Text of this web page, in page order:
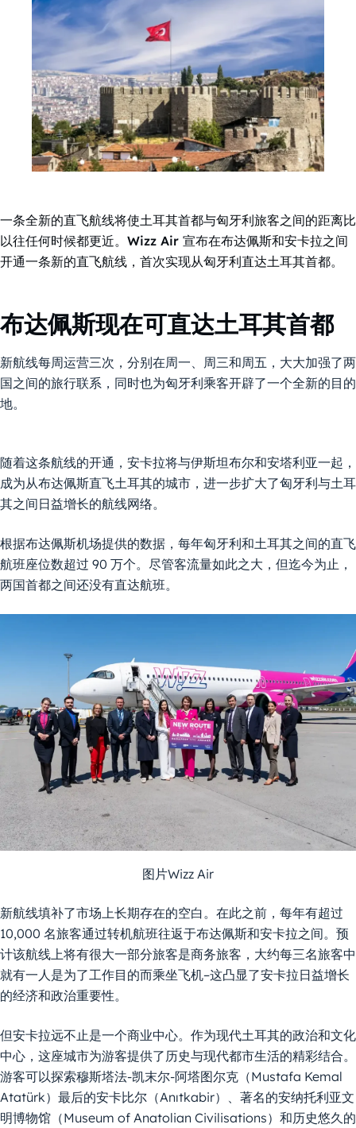
一条全新的直飞航线将使土耳其首都与匈牙利旅客之间的距离比
以往任何时候都更近。Wizz Air 宣布在布达佩斯和安卡拉之间
开通一条新的直飞航线，首次实现从匈牙利直达土耳其首都。
布达佩斯现在可直达土耳其首都
新航线每周运营三次，分别在周一、周三和周五，大大加强了两
国之间的旅行联系，同时也为匈牙利乘客开辟了一个全新的目的
地。
随着这条航线的开通，安卡拉将与伊斯坦布尔和安塔利亚一起，
成为从布达佩斯直飞土耳其的城市，进一步扩大了匈牙利与土耳
其之间日益增长的航线网络。
根据布达佩斯机场提供的数据，每年匈牙利和土耳其之间的直飞
航班座位数超过 90 万个。尽管客流量如此之大，但迄今为止，
两国首都之间还没有直达航班。
图片Wizz Air
新航线填补了市场上长期存在的空白。在此之前，每年有超过
10,000 名旅客通过转机航班往返于布达佩斯和安卡拉之间。预
计该航线上将有很大一部分旅客是商务旅客，大约每三名旅客中
就有一人是为了工作目的而乘坐飞机–这凸显了安卡拉日益增长
的经济和政治重要性。
但安卡拉远不止是一个商业中心。作为现代土耳其的政治和文化
中心，这座城市为游客提供了历史与现代都市生活的精彩结合。
游客可以探索穆斯塔法-凯末尔-阿塔图尔克（Mustafa Kemal
Atatürk）最后的安卡比尔（Anıtkabir）、著名的安纳托利亚文
明博物馆（Museum of Anatolian Civilisations）和历史悠久的